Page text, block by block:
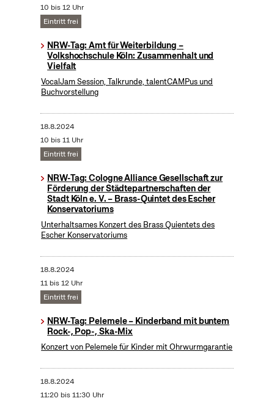
10 bis 12 Uhr
Eintritt frei
NRW-Tag: Amt für Weiterbildung –
Volkshochschule Köln: Zusammenhalt und
Vielfalt
VocalJam Session, Talkrunde, talentCAMPus und
Buchvorstellung
18.8.2024
10 bis 11 Uhr
Eintritt frei
NRW-Tag: Cologne Alliance Gesellschaft zur
Förderung der Städtepartnerschaften der
Stadt Köln e. V. – Brass-Quintet des Escher
Konservatoriums
Unterhaltsames Konzert des Brass Quientets des
Escher Konservatoriums
18.8.2024
11 bis 12 Uhr
Eintritt frei
NRW-Tag: Pelemele – Kinderband mit buntem
Rock-, Pop-, Ska-Mix
Konzert von Pelemele für Kinder mit Ohrwurmgarantie
18.8.2024
11:20 bis 11:30 Uhr